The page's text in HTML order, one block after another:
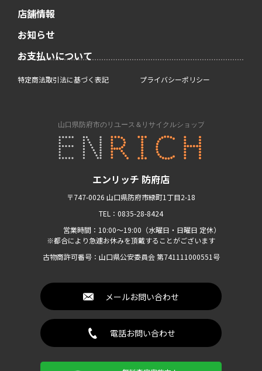
エンリッチ 防府店
〒747-0026 山口県防府市緑町1丁目2-18
TEL：0835-28-8424
営業時間：10:00〜19:00（水曜日・日曜日 定休）
※都合により急遽お休みを頂戴することがございます
古物商許可番号：山口県公安委員会 第741111000551号
メールお問い合わせ
電話お問い合わせ
店舗情報
お知らせ
お支払いについて
特定商法取引法に基づく表記 プライバシーポリシー